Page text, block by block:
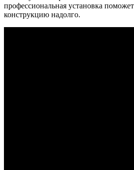
профессиональная установка
конструкцию надолго.